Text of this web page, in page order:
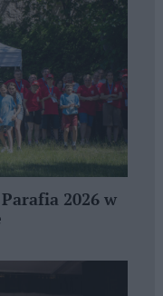
2026 w